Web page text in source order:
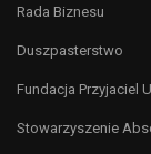
Rada Biznesu
Duszpasterstwo
Fundacja Przyjaciel
Stowarzyszenie